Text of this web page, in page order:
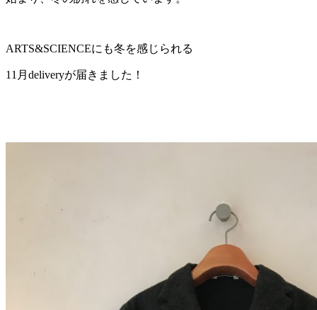
ARTS&SCIENCEにも冬を感じられる
11月deliveryが届きました！